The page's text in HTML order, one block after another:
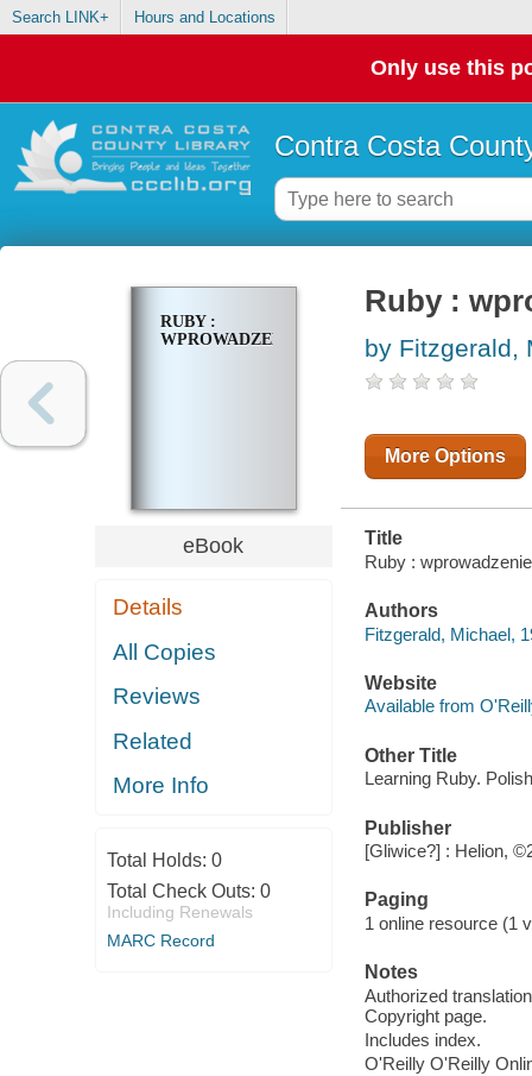
Search LINK+ Hours and Locations
Only use this
Contra Costa
RUBY :
WPROWADZENIE
eBook
Details
All Copies
Reviews
Related
More Info
Total Holds: 0
Total Check Outs: 0
Including Renewals
MARC Record
Ruby :
by Fitzgerald,
More Options
Title
Ruby :
Authors
Fitzgerald, Michael,
Website
Available from
Other Title
Learning Ruby. Polish
Publisher
[Gliwice?] : Helion,
Paging
1 online resource (1
Notes
Authorized
Copyright page.
Includes index.
O'Reilly O'Reilly